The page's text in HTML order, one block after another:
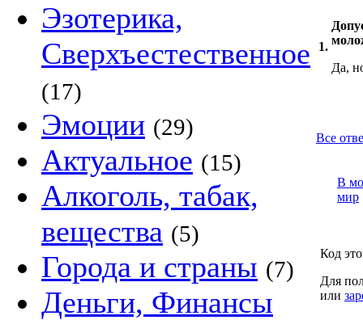
Эзотерика,
Сверхъестественное
(17)
Эмоции (29)
Актуальное (15)
Алкоголь, табак,
вещества (5)
Города и страны (7)
Деньги, Финансы
1.
Да,
Все
В
мир
Код
Для
или